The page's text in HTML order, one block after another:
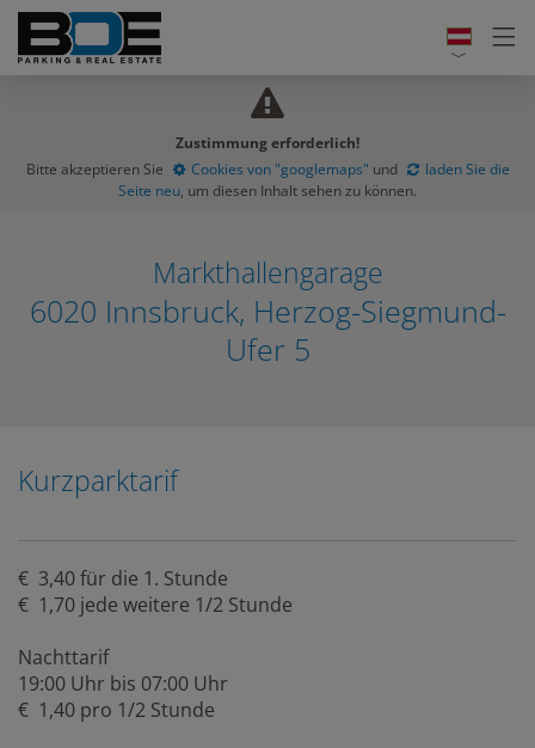
Zustimmung erforderlich!
Bitte akzeptieren Sie
Cookies von "googlemaps" und
laden Sie die
Seite neu, um diesen Inhalt sehen zu können.
Markthallengarage
6020 Innsbruck, Herzog-Siegmund-
Ufer 5
Kurzparktarif
€ 3,40 für die 1. Stunde
€ 1,70 jede weitere 1/2 Stunde
Nachttarif
19:00 Uhr bis 07:00 Uhr
€ 1,40 pro 1/2 Stunde